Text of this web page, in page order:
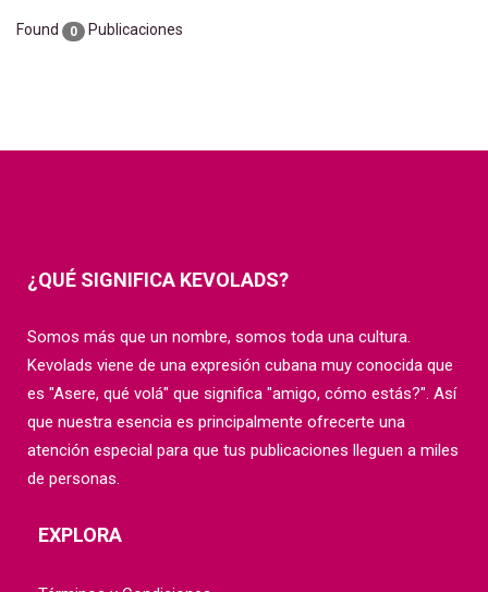
Found 0 Publicaciones
¿QUÉ SIGNIFICA KEVOLADS?
Somos más que un nombre, somos toda una cultura.
Kevolads viene de una expresión cubana muy conocida que
es "Asere, qué volá" que significa "amigo, cómo estás?". Así
que nuestra esencia es principalmente ofrecerte una
atención especial para que tus publicaciones lleguen a miles
de personas.
EXPLORA